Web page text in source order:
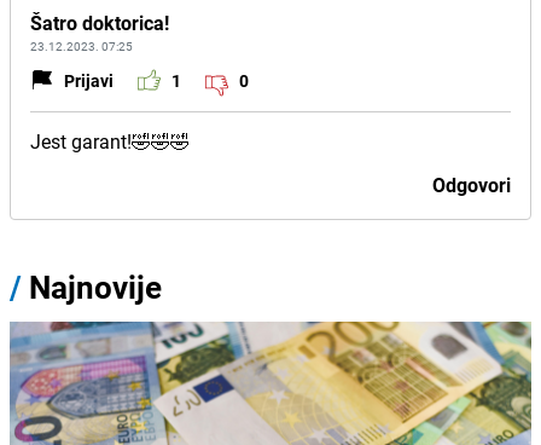
Šatro doktorica!
23.12.2023. 07:25
Prijavi 1 0
Jest garant!🤣🤣🤣
Odgovori
/ Najnovije